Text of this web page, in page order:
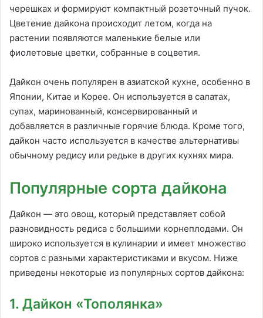
черешках и формируют компактный розеточный пучок.
Цветение дайкона происходит летом, когда на
растении появляются маленькие белые или
фиолетовые цветки, собранные в соцветия.
Дайкон очень популярен в азиатской кухне, особенно в
Японии, Китае и Корее. Он используется в салатах,
супах, маринованный, консервированный и
добавляется в различные горячие блюда. Кроме того,
дайкон часто используется в качестве альтернативы
обычному редису или редьке в других кухнях мира.
Популярные сорта дайкона
Дайкон — это овощ, который представляет собой
разновидность редиса с большими корнеплодами. Он
широко используется в кулинарии и имеет множество
сортов с разными характеристиками и вкусом. Ниже
приведены некоторые из популярных сортов дайкона:
1. Дайкон «Тополянка»